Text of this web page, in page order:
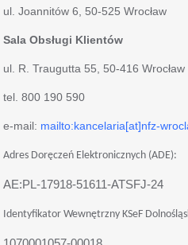
ul. Joannitów 6, 50-525 Wrocław
Sala Obsługi Klientów
ul. R. Traugutta 55, 50-416 Wrocław
tel. 800 190 590
e-mail: mailto:kancelaria[at]nfz-
Adres Doręczeń Elektronicznych (ADE):
AE:PL-17918-51611-ATSFJ-24
Identyfikator Wewnętrzny KSeF